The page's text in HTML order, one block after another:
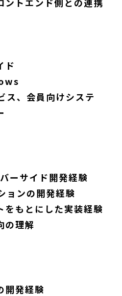
ド
ス、会員向けシステ
ーサイド開発経験
ョンの開発経験
をもとにした実装経験
の理解
開発経験